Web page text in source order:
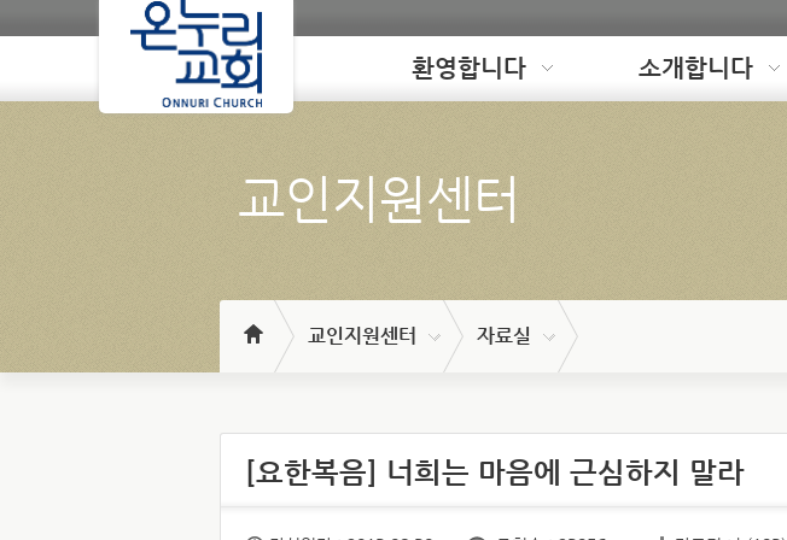
Loading 환영합니다 소개합니다
교인지원센터
교인지원센터 자료실
[요한복음] 너희는 마음에 근심하지 말라